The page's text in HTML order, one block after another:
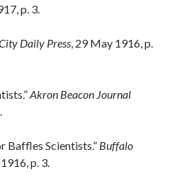
p. 3.
Daily Press, 29 May 1916, p.
Akron Beacon Journal
Baffles Scientists.” Buffalo
p. 3.